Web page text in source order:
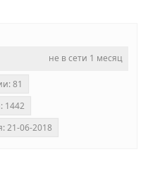
не в сети 1 месяц
81
1442
21-06-2018